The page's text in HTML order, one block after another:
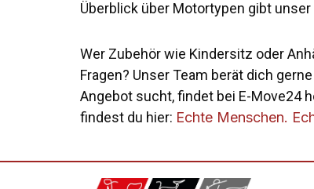
Überblick über Motortypen gibt unser
Wer Zubehör wie Kindersitz oder
Fragen? Unser Team berät dich
Angebot sucht, findet bei E-Move24
findest du hier: Echte Menschen.